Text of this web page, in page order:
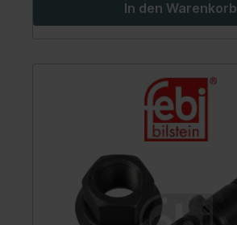
In den Warenkorb